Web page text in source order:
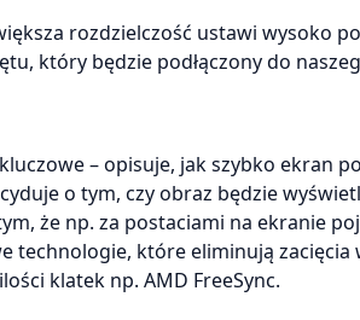
rozdzielczość ustawi wysoko
który będzie podłączony do
– opisuje, jak szybko ekran
o tym, czy obraz będzie
że np. za postaciami na ekranie
technologie, które eliminują
klatek np. AMD FreeSync.